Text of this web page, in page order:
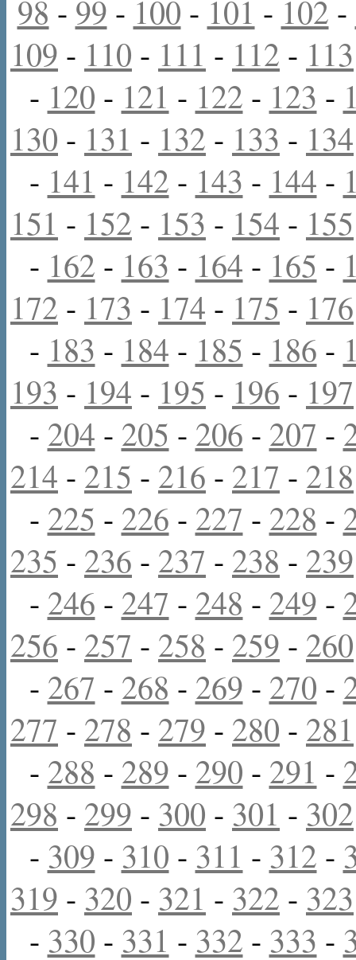
98 - 99 - 100 - 101 - 102 -
109 - 110 - 111 - 112 - 113
- 120 - 121 - 122 - 123 -
130 - 131 - 132 - 133 - 134
- 141 - 142 - 143 - 144 -
151 - 152 - 153 - 154 - 155
- 162 - 163 - 164 - 165 -
172 - 173 - 174 - 175 - 176
- 183 - 184 - 185 - 186 -
193 - 194 - 195 - 196 - 197
- 204 - 205 - 206 - 207 -
214 - 215 - 216 - 217 - 218
- 225 - 226 - 227 - 228 -
235 - 236 - 237 - 238 - 239
- 246 - 247 - 248 - 249 -
256 - 257 - 258 - 259 - 260
- 267 - 268 - 269 - 270 -
277 - 278 - 279 - 280 - 281
- 288 - 289 - 290 - 291 -
298 - 299 - 300 - 301 - 302
- 309 - 310 - 311 - 312 -
319 - 320 - 321 - 322 - 323
- 330 - 331 - 332 - 333 -